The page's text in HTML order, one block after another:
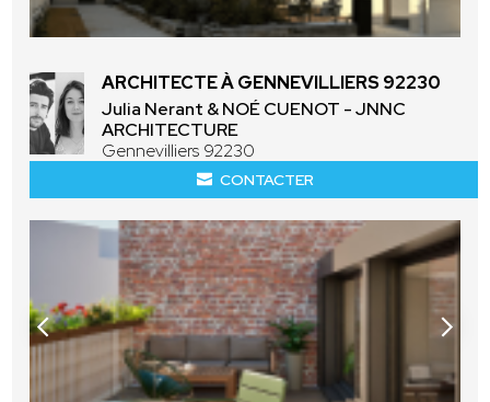
ARCHITECTE À GENNEVILLIERS 92230
Julia Nerant & NOÉ CUENOT - JNNC
ARCHITECTURE
Gennevilliers 92230
CONTACTER